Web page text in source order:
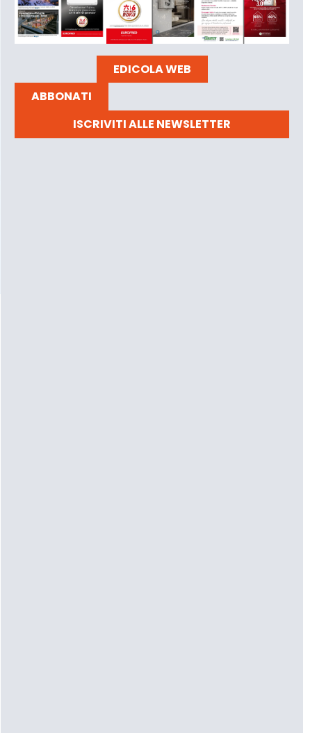
EDICOLA WEB
ABBONATI
ISCRIVITI ALLE NEWSLETTER